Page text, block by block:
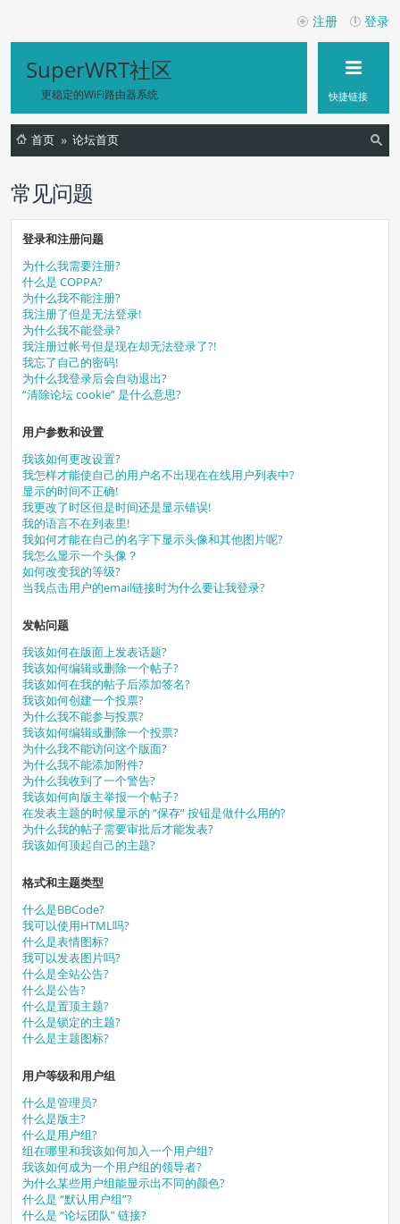
登录
注册
SuperWRT社区
更稳定的WiFi路由器系统 快捷链接
首页
论坛首页
常见问题
登录和注册问题
为什么我需要注册?
什么是 COPPA?
为什么我不能注册?
我注册了但是无法登录!
为什么我不能登录?
我注册过帐号但是现在却无法登录了?!
我忘了自己的密码!
为什么我登录后会自动退出?
“清除论坛 cookie” 是什么意思?
用户参数和设置
我该如何更改设置?
我怎样才能使自己的用户名不出现在在线用户列表中?
显示的时间不正确!
我更改了时区但是时间还是显示错误!
我的语言不在列表里!
我如何才能在自己的名字下显示头像和其他图片呢?
我怎么显示一个头像？
如何改变我的等级?
当我点击用户的email链接时为什么要让我登录?
发帖问题
我该如何在版面上发表话题?
我该如何编辑或删除一个帖子?
我该如何在我的帖子后添加签名?
我该如何创建一个投票?
为什么我不能参与投票?
我该如何编辑或删除一个投票?
为什么我不能访问这个版面?
为什么我不能添加附件?
为什么我收到了一个警告?
我该如何向版主举报一个帖子?
在发表主题的时候显示的 “保存” 按钮是做什么用的?
为什么我的帖子需要审批后才能发表?
我该如何顶起自己的主题?
格式和主题类型
什么是BBCode?
我可以使用HTML吗?
什么是表情图标?
我可以发表图片吗?
什么是全站公告?
什么是公告?
什么是置顶主题?
什么是锁定的主题?
什么是主题图标?
用户等级和用户组
什么是管理员?
什么是版主?
什么是用户组?
组在哪里和我该如何加入一个用户组?
我该如何成为一个用户组的领导者?
为什么某些用户组能显示出不同的颜色?
什么是 “默认用户组”?
什么是 “论坛团队” 链接?